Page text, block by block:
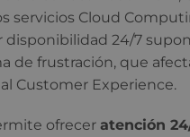
servicios Cloud
disponibilidad 24/7
de frustración, que
Customer Experience.
ofrecer atención